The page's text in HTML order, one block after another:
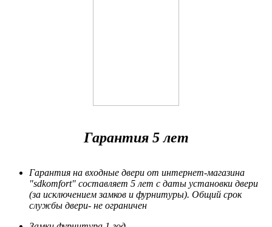
Гарантия 5 лет
Гарантия на входные двери от интернет-магазина
"sdkomfort" составляет 5 лет с даты установки двери
(за исключением замков и фурнитуры). Общий срок
службы двери- не ограничен